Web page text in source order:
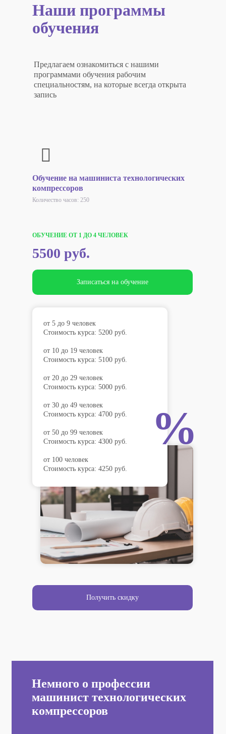
Наши программы
обучения
Предлагаем ознакомиться с нашими
программами обучения рабочим
специальностям, на которые всегда открыта
запись
Обучение на машиниста технологических
компрессоров
Количество часов: 250
Записаться на обучение
ОБУЧЕНИЕ ОТ 1 ДО 4 ЧЕЛОВЕК
5500 руб.
от 5 до 9 человек
Стоимость курса: 5200 руб.
от 10 до 19 человек
Стоимость курса: 5100 руб.
от 20 до 29 человек
Стоимость курса: 5000 руб.
от 30 до 49 человек
Стоимость курса: 4700 руб.
от 50 до 99 человек
Стоимость курса: 4300 руб.
от 100 человек
Стоимость курса: 4250 руб.
Получить скидку
%
Немного о профессии
машинист технологических
компрессоров